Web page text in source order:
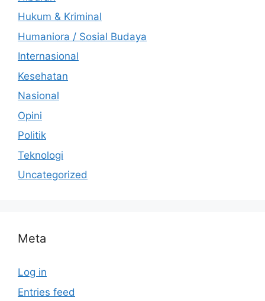
Hukum & Kriminal
Humaniora / Sosial Budaya
Internasional
Kesehatan
Nasional
Opini
Politik
Teknologi
Uncategorized
Meta
Log in
Entries feed